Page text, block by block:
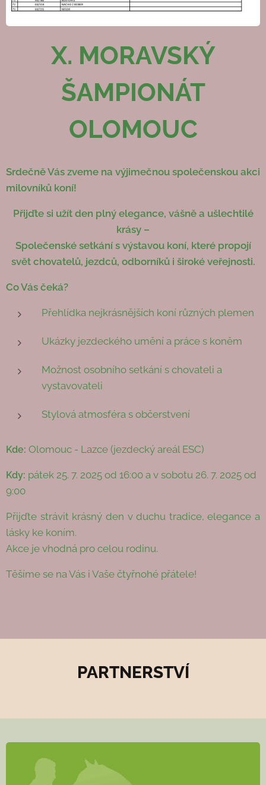
X. MORAVSKÝ
ŠAMPIONÁT
OLOMOUC
Srdečně Vás zveme na výjimečnou společenskou akci
milovníků koní!
Přijďte si užít den plný elegance, vášně a ušlechtilé
krásy –
Společenské setkání s výstavou koní, které propojí
svět chovatelů, jezdců, odborníků i široké veřejnosti.
Co Vás čeká?
Přehlídka nejkrásnějších koní různých plemen
Ukázky jezdeckého umění a práce s koněm
Možnost osobního setkání s chovateli a
vystavovateli
Stylová atmosféra s občerstvení
Kde: Olomouc - Lazce (jezdecký areál ESC)
Kdy: pátek 25. 7. 2025 od 16:00 a v sobotu 26. 7. 2025 od
9:00
Přijďte strávit krásný den v duchu tradice, elegance a
lásky ke koním.
Akce je vhodná pro celou rodinu.
Těšíme se na Vás i Vaše čtyřnohé přátele!
PARTNERSTVÍ